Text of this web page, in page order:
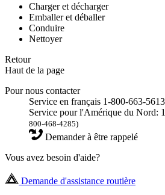
Charger et décharger
Emballer et déballer
Conduire
Nettoyer
Retour
Haut de la page
Pour nous contacter
Service en français 1-800-663-5613
Service pour l'Amérique du
800-468-4285)
Demander à être rappelé
Vous avez besoin d'aide?
Demande d'assistance routière